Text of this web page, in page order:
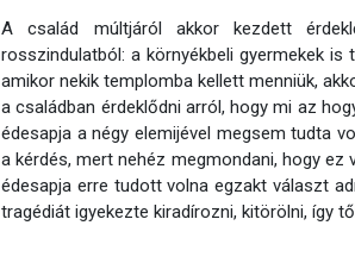
A család múltjáról akkor kezdett
rosszindulatból: a környékbeli gyermekek
amikor nekik templomba kellett menniük,
a családban érdeklődni arról, hogy mi az
édesapja a négy elemijével megsem tudta
a kérdés, mert nehéz megmondani, hogy
édesapja erre tudott volna egzakt választ
tragédiát igyekezte kiradírozni, kitörölni, így